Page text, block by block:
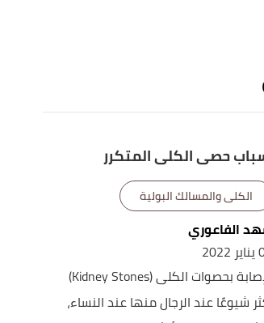
حصى الكلى المتكرر
الكلى والمسالك البولية
الفاعوري
الإصابة بحصوات الكلى (Kidney Stones)
شيوعًا عند الرجال منها عند النساء،